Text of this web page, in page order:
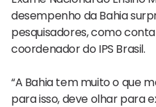
desempenho da Bahia
pesquisadores, como
coordenador do IPS Brasil.
“A Bahia tem muito o que
para isso, deve olhar para